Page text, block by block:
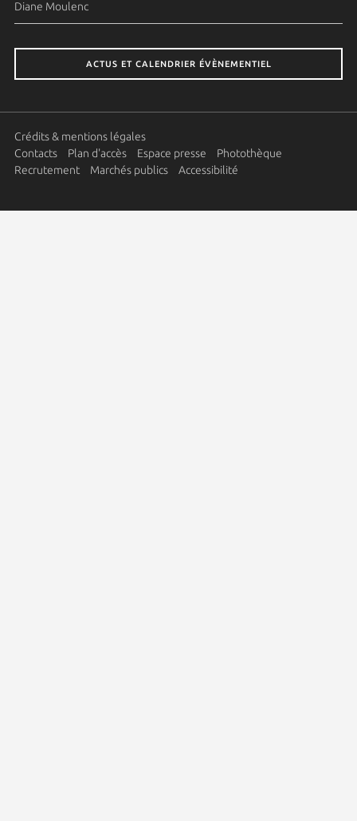
Diane Moulenc
ACTUS ET CALENDRIER ÉVÈNEMENTIEL
Crédits & mentions légales
Contacts
Plan d'accès Espace presse
Photothèque
Recrutement
Marchés publics Accessibilité